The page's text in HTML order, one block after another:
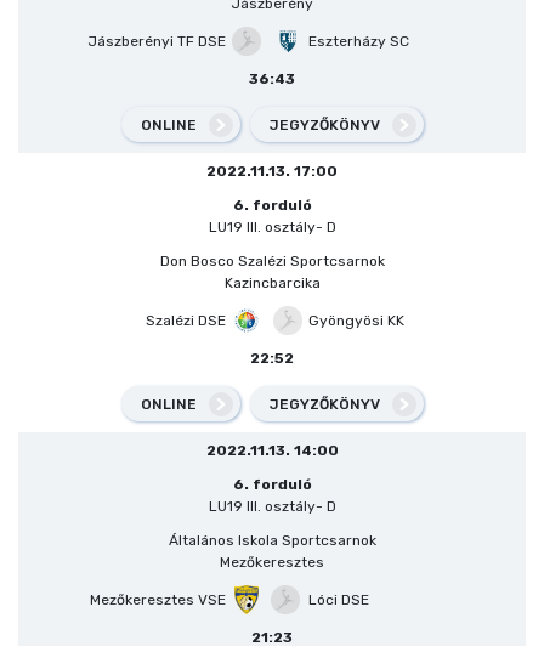
Jászberény
Jászberényi TF DSE Eszterházy SC
36:43
ONLINE JEGYZŐKÖNYV
2022.11.13. 17:00
6. forduló
LU19 III. osztály- D
Don Bosco Szalézi Sportcsarnok
Kazincbarcika
Szalézi DSE Gyöngyösi KK
22:52
ONLINE JEGYZŐKÖNYV
2022.11.13. 14:00
6. forduló
LU19 III. osztály- D
Általános Iskola Sportcsarnok
Mezőkeresztes
Mezőkeresztes VSE Lóci DSE
21:23